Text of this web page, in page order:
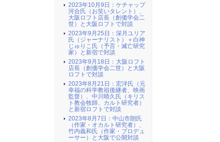
2023年10月9日：ケチャップ
河合氏（お笑いタレント）、
大阪ロフト店長（創価学会二
世）と大阪ロフトで対談
2023年9月25日：深月ユリア
氏（ジャーナリスト）＋白神
じゅりこ氏（予言・滅亡研究
家）と新宿で対談
2023年9月18日：大阪ロフト
店長（創価学会二世）と大阪
ロフトで対談
2023年8月21日：宏洋氏（元
幸福の科学教祖後継者、映画
監督）、中川晴久氏（キリス
ト教会牧師、カルト研究者）
と新宿ロフトで対談
2023年8月7日：中山市朗氏
（作家・オカルト研究者）、
竹内義和氏（作家・プロデュ
ーサー）と大阪で公開対談